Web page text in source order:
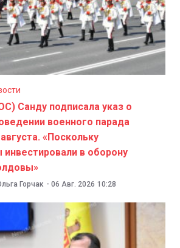
Санду подписала указ о
военного парада
«Поскольку
инвестировали в оборону
Горчак - 06 Авг. 2026 10:28